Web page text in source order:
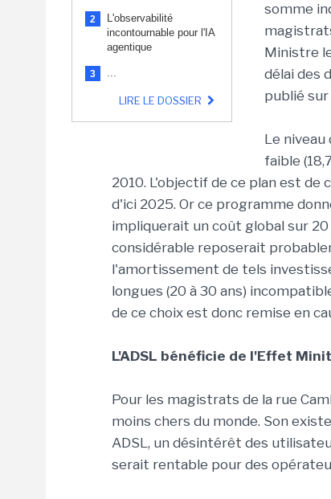
2
L'observabilité
incontournable pour l'IA
agentique
3 ...
LIRE LE DOSSIER
somme
Ministre
délai des
publié sur
Le
faible
2010. L'objectif de ce plan est
d'ici 2025. Or ce programme
impliquerait un coût global sur 20
considérable reposerait
l'amortissement de tels
longues (20 à 30 ans)
de ce choix est donc remise en
L'ADSL bénéficie de l'Effet
Pour les magistrats de la rue
moins chers du monde. Son
ADSL, un désintérêt des
serait rentable pour des